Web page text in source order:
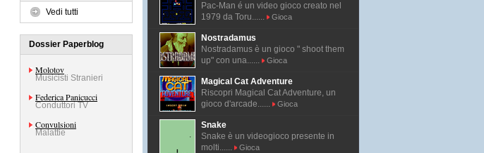
Vedi tutti
Dossier Paperblog
Molotov
Musicisti Stranieri
Federica Panicucci
Conduttori TV
Convulsioni
Malattie
Pac-Man é un video gioco creato nel
1979 da Toru......
Gioca
Nostradamus
Nostradamus è un gioco " shoot them
up" con una......
Gioca
Magical Cat Adventure
Riscopri Magical Cat Adventure, un
gioco d'arcade......
Gioca
Snake
Snake è un videogioco presente in
molti......
Gioca